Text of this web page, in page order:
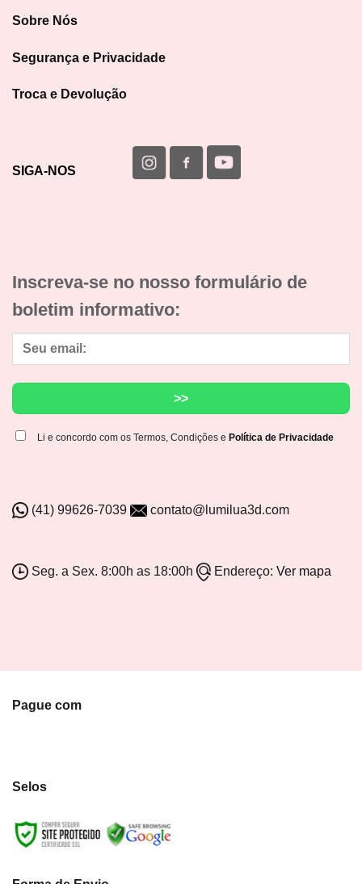
Sobre Nós
Segurança e Privacidade
Troca e Devolução
SIGA-NOS
Inscreva-se no nosso formulário de
boletim informativo:
Li e concordo com os Termos, Condições e Política de Privacidade
(41) 99626-7039 contato@lumilua3d.com
Seg. a Sex. 8:00h as 18:00h Endereço: Ver mapa
Pague com
Selos